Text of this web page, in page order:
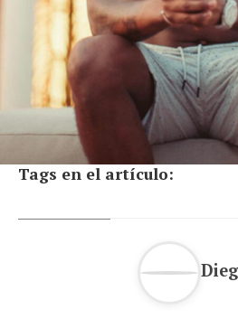
Tags en el artículo: